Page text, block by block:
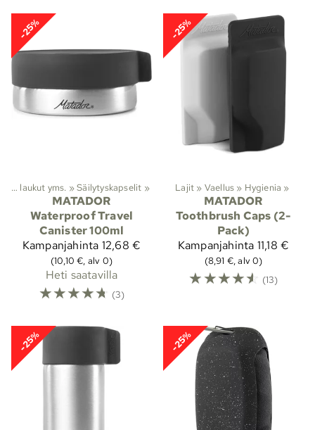
-25%
Vedenpitävät laukut yms. ‪»Säilytyskapselit ‪»
MATADOR
Waterproof Travel
Canister 100ml
Kampanjahinta 12,68 €
(10,10 €, alv 0)
Heti saatavilla
☆☆☆☆☆ (3)
-25%
Lajit ‪» Vaellus ‪» Hygienia ‪»
MATADOR
Toothbrush Caps (2-
Pack)
Kampanjahinta 11,18 €
(8,91 €, alv 0)
☆☆☆☆☆ (13)
-25% -25%